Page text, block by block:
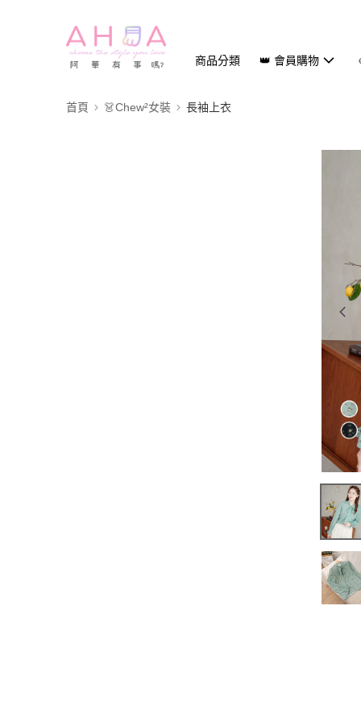
商品分類 👑 會員購物
首頁 👗Chew²女裝 長袖上衣